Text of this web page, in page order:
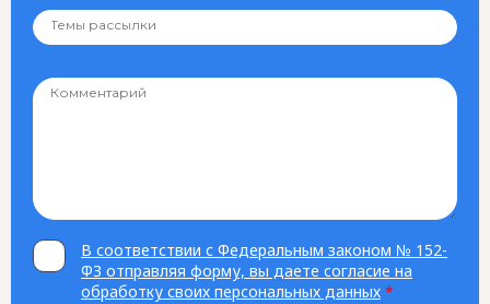
В соответствии с Федеральным законом № 152-
ФЗ отправляя форму, вы даете согласие на
обработку своих персональных данных *